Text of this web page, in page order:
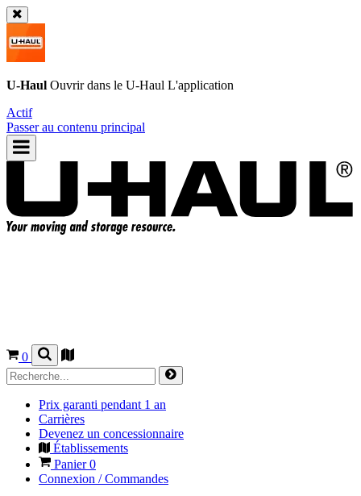
U-Haul Ouvrir dans le U-Haul L'application
Actif
Passer au contenu principal
0
Prix garanti pendant 1 an
Carrières
Devenez un concessionnaire
Établissements
Panier0
Connexion / Commandes